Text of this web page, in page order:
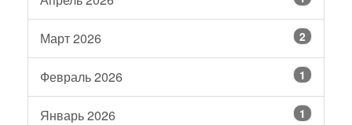
Март 2026 2
Февраль 2026 1
Январь 2026 1